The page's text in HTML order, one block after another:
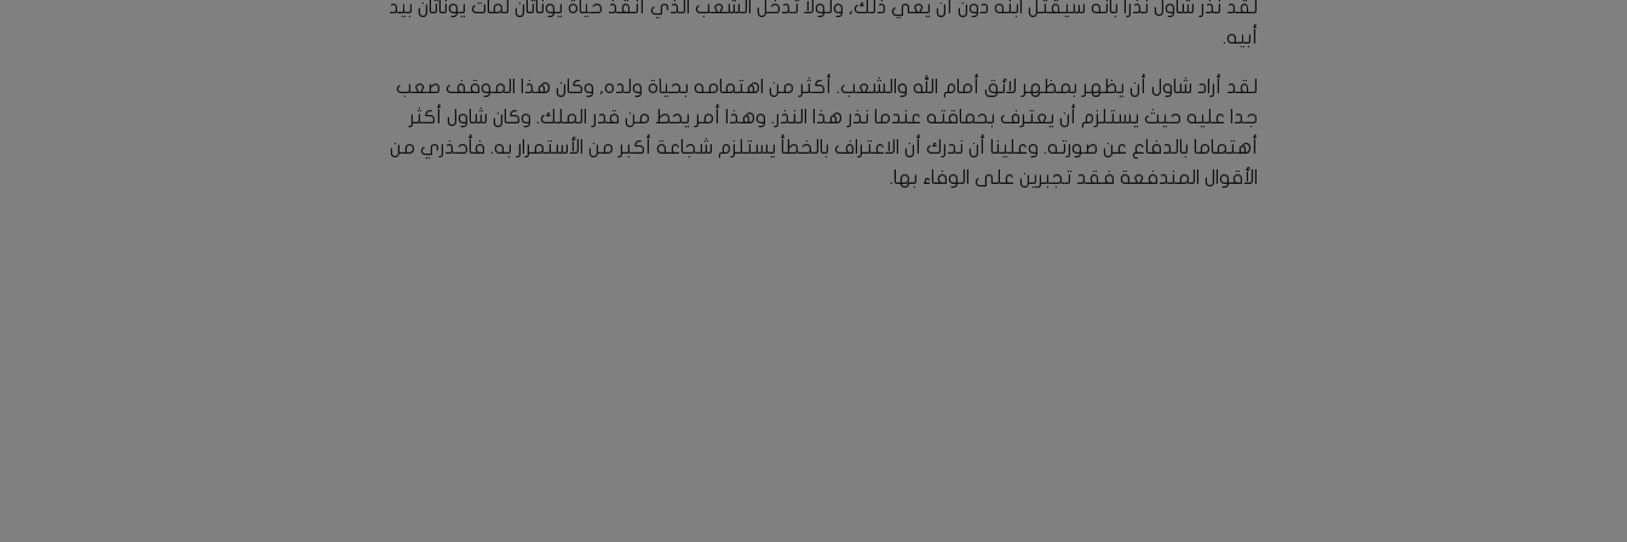
لقد نذر شاول نذرا بأنه سيقتل ابنه دون أن يعي ذلك, ولولا تدخل الشعب الذي أنقذ حياة يوناثان لمات يوناثان بيد
أبيه.
لقد أراد شاول أن يظهر بمظهر لائق أمام الله والشعب. أكثر من اهتمامه بحياة ولده, وكان هذا الموقف صعب
جدا عليه حيث يستلزم أن يعترف بحماقته عندما نذر هذا النذر. وهذا أمر يحط من قدر الملك. وكان شاول أكثر
أهتماما بالدفاع عن صورته. وعلينا أن ندرك أن الاعتراف بالخطأ يستلزم شجاعة أكبر من الأستمرار به. فأحذري من
الأقوال المندفعة فقد تجبرين على الوفاء بها.